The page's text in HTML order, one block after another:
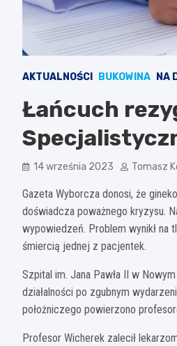
AKTUALNOŚCI BUKOWINA NA
Łańcuch
14 września 2023 Tomasz
Gazeta Wyborcza donosi, że
doświadcza poważnego kryzysu.
wypowiedzeń. Problem wynikł na
śmiercią jednej z pacjentek.
Szpital im. Jana Pawła II w
działalności po zgubnym
położniczego powierzono
Profesor Wicherek zalecił